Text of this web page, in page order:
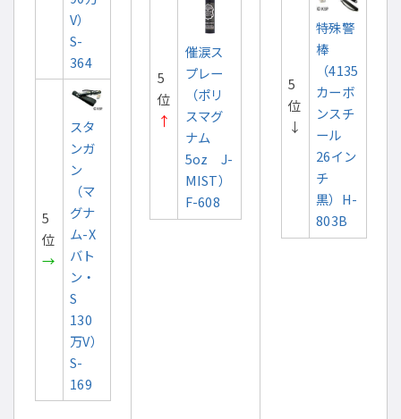
V）
S-
364
5
位
→
スタ
ンガ
ン
（マ
グナ
ム-X
バト
ン・
S
130
万V）
S-
169
5
位
↑
催涙ス
プレー
（ポリ
スマグ
ナム
5oz J-
MIST）
F-608
5
位
↓
特殊警
棒
（4135
カーボ
ンスチ
ール
26イン
チ
黒）H-
803B